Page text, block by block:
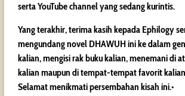
serta YouTube channel yang sedang kurintis.
Yang terakhir, terima kasih kepada Ephilogy
mengundang novel DHAWUH ini ke dalam
kalian, mengisi rak buku kalian, menemani di
kalian maupun di tempat-tempat favorit
Selamat menikmati persembahan kisah ini.•